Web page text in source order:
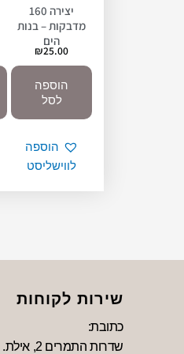
יצירה 160
מדבקות – בנות
הים
₪25.00
הוספה
לסל
הוספה
לווישליסט
שירות לקוחות
כתובת:
שדרות התמרים 2, אילת.